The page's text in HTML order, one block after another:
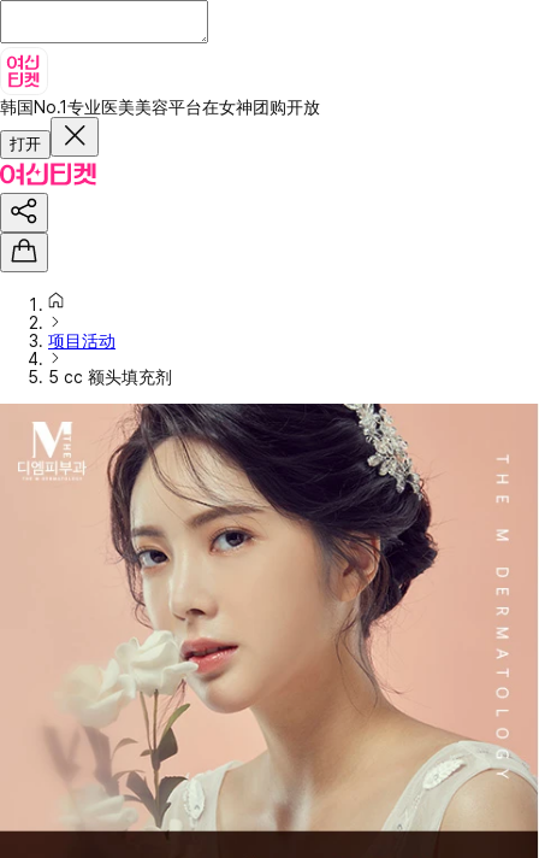
韩国No.1专业医美美容平台在女神团购开放
打开
项目活动
5 cc 额头填充剂